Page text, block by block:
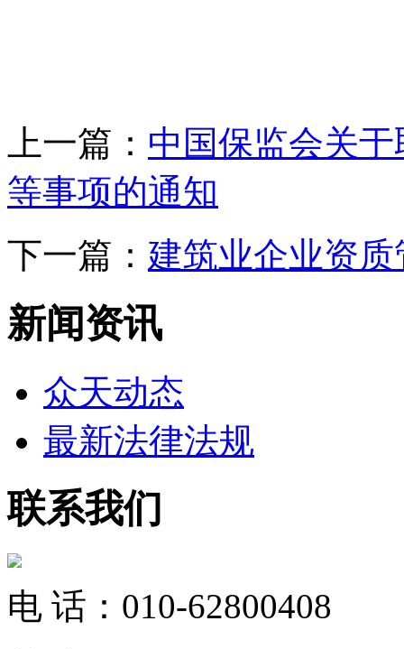
上一篇： 中国保监会关
等事项的通知
下一篇： 建筑业企业资
新闻资讯
众天动态
最新法律法规
联系我们
电 话：010-62800408